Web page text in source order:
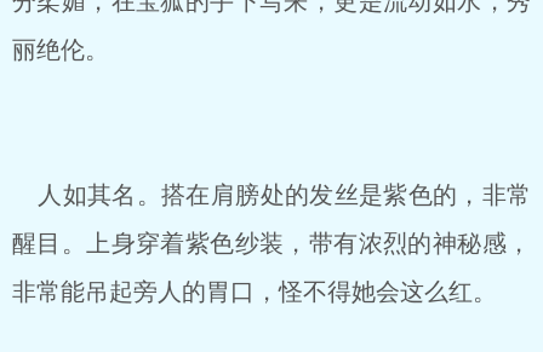
丽绝伦。
人如其名。搭在肩膀处的发丝是紫色的，非常
醒目。上身穿着紫色纱装，带有浓烈的神秘感，
非常能吊起旁人的胃口，怪不得她会这么红。